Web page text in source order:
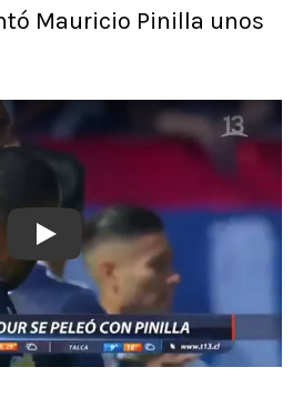
Mauricio Pinilla unos
Play